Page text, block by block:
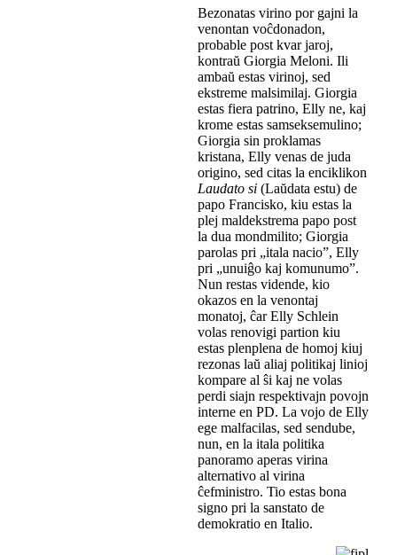
Bezonatas virino por gajni la
venontan voĉdonadon,
probable post kvar jaroj,
kontraŭ Giorgia Meloni. Ili
ambaŭ estas virinoj, sed
ekstreme malsimilaj. Giorgia
estas fiera patrino, Elly ne, kaj
krome estas samseksemulino;
Giorgia sin proklamas
kristana, Elly venas de juda
origino, sed citas la enciklikon
Laudato si(Laŭdata estu) de
papo Francisko, kiu estas la
plej maldekstrema papo post
la dua mondmilito; Giorgia
parolas pri „itala nacio”, Elly
pri „unuiĝo kaj komunumo”.
Nun restas vidende, kio
okazos en la venontaj
monatoj, ĉar Elly Schlein
volas renovigi partion kiu
estas plenplena de homoj kiuj
rezonas laŭ aliaj politikaj linioj
kompare al ŝi kaj ne volas
perdi siajn respektivajn povojn
interne en PD. La vojo de Elly
ege malfacilas, sed sendube,
nun, en la itala politika
panoramo aperas virina
alternativo al virina
ĉefministro. Tio estas bona
signo pri la sanstato de
demokratio en Italio.